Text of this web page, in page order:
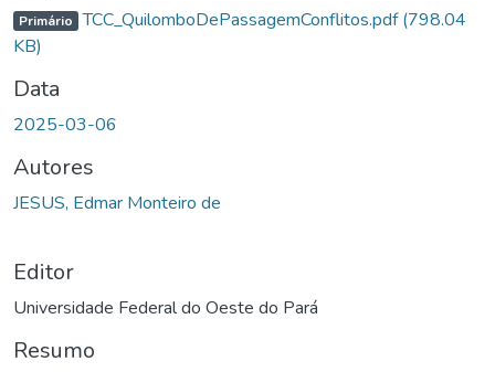
Primário TCC_QuilomboDePassagemConflitos.pdf(798.04
KB)
Data
2025-03-06
Autores
JESUS, Edmar Monteiro de
Editor
Universidade Federal do Oeste do Pará
Resumo